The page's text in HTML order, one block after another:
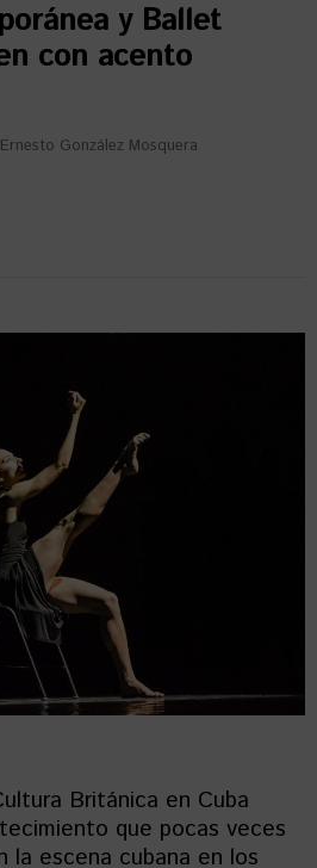
y Ballet
con acento
González Mosquera
Británica en Cuba
que pocas veces
la escena cubana en los